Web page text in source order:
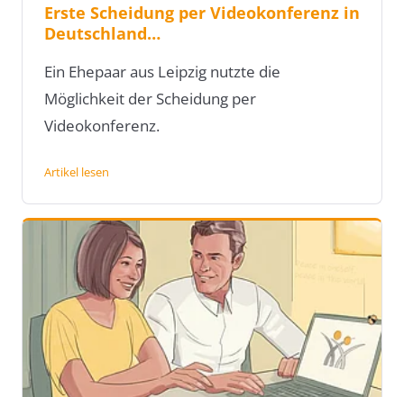
Erste Scheidung per Videokonferenz in
Deutschland…
Ein Ehepaar aus Leipzig nutzte die
Möglichkeit der Scheidung per
Videokonferenz.
Artikel lesen